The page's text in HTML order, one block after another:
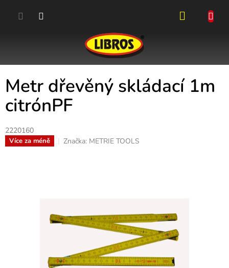
Metr dřevěný skládací 1m
citrónPF
2220160
Více za méně Značka: METRIE TOOLS